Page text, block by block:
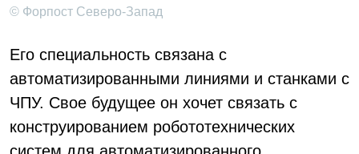
© Форпост Северо-Запад
Его специальность связана с
автоматизированными линиями и станками с
ЧПУ. Свое будущее он хочет связать с
конструированием робототехнических